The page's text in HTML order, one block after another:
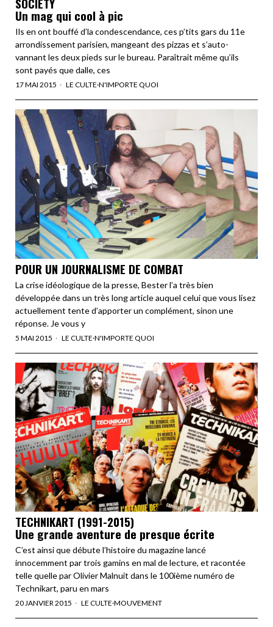
Un mag qui cool à pic
Ils en ont bouffé d’la condescendance, ces p’tits gars du 11e
arrondissement parisien, mangeant des pizzas et s’auto-
vannant les deux pieds sur le bureau. Paraîtrait même qu’ils
sont payés que dalle, ces
17 MAI 2015 LE CULTE·N'IMPORTE QUOI
POUR UN JOURNALISME DE COMBAT
La crise idéologique de la presse, Bester l’a très bien
développée dans un très long article auquel celui que vous lisez
actuellement tente d’apporter un complément, sinon une
réponse. Je vous y
5 MAI 2015 LE CULTE·N'IMPORTE QUOI
TECHNIKART (1991-2015)
Une grande aventure de presque écrite
C’est ainsi que débute l’histoire du magazine lancé
innocemment par trois gamins en mal de lecture, et racontée
telle quelle par Olivier Malnuit dans le 100ième numéro de
Technikart, paru en mars
20 JANVIER 2015 LE CULTE·MOUVEMENT